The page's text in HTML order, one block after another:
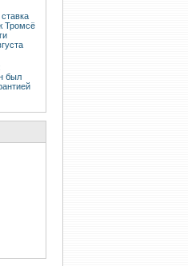
Тромсё
был